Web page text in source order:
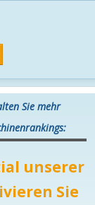
Sie mehr
unserer
Sie